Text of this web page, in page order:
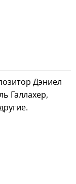
Дэниел
Галлахер,